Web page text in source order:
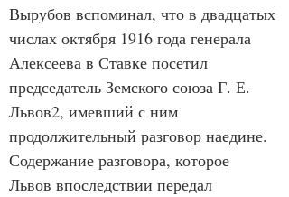
Вырубов вспоминал, что в двадцатых
числах октября 1916 года генерала
Алексеева в Ставке посетил
председатель Земского союза Г. Е.
Львов2, имевший с ним
продолжительный разговор наедине.
Содержание разговора, которое
Львов впоследствии передал